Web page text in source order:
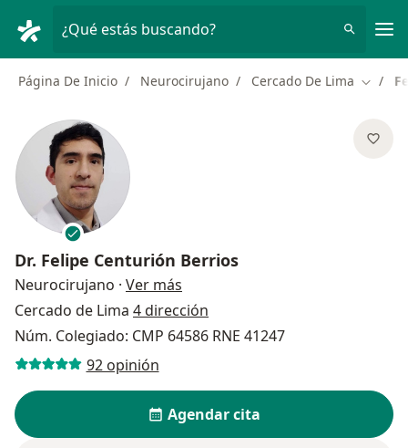
¿Qué estás buscando?
Página De Inicio Neurocirujano Cercado De Lima
Dr. Felipe Centurión Berrios
Neurocirujano · Ver más
Cercado de Lima 4 dirección
Núm. Colegiado: CMP 64586 RNE 41247
92 opinión
Agendar cita